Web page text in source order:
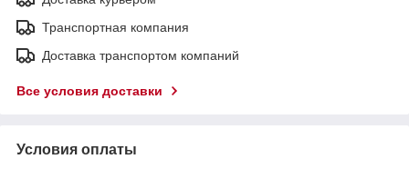
Транспортная компания
Доставка транспортом компаний
Все условия доставки
Условия оплаты